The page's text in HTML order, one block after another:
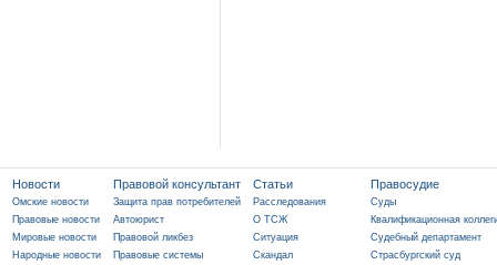
Новости Правовой консультант Статьи Правосудие
Омские новости Защита прав потребителей Расследования
Суды
Правовые новости
Автоюрист О ТСЖ
Квалификационная
Мировые новости
Правовой ликбез Ситуация
Судебный департамент
Народные новости
Правовые системы Скандал
Страсбургский суд